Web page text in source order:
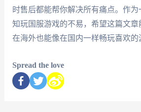
时售后都能帮你解决所有痛点。作
知玩国服游戏的不易，希望这篇文
在海外也能像在国内一样畅玩喜欢的
Spread the love